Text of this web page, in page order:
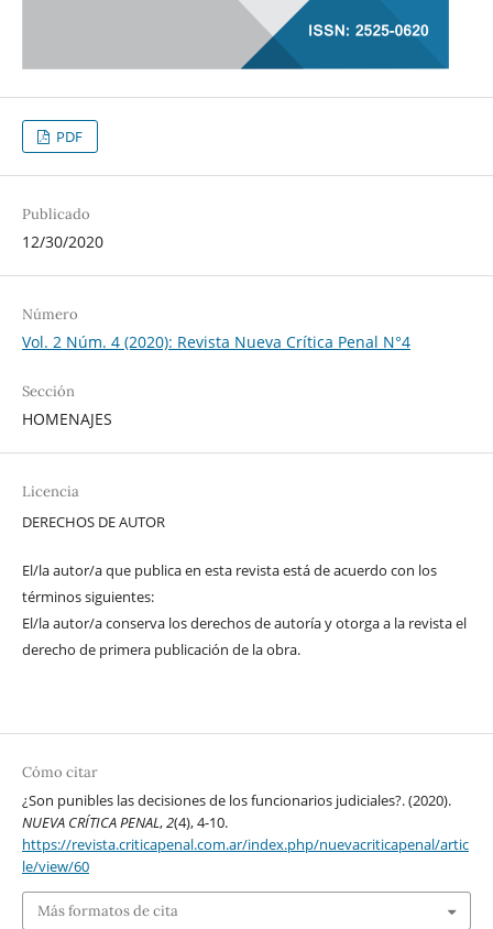
PDF
Publicado
12/30/2020
Número
Vol. 2 Núm. 4 (2020): Revista Nueva Crítica Penal N°4
Sección
HOMENAJES
Licencia
DERECHOS DE AUTOR
El/la autor/a que publica en esta revista está de acuerdo con los
términos siguientes:
El/la autor/a conserva los derechos de autoría y otorga a la revista el
derecho de primera publicación de la obra.
Cómo citar
¿Son punibles las decisiones de los funcionarios judiciales?. (2020).
NUEVA CRÍTICA PENAL,2(4), 4-10.
https://revista.criticapenal.com.ar/index.php/nuevacriticapenal/artic
le/view/60
Más formatos de cita